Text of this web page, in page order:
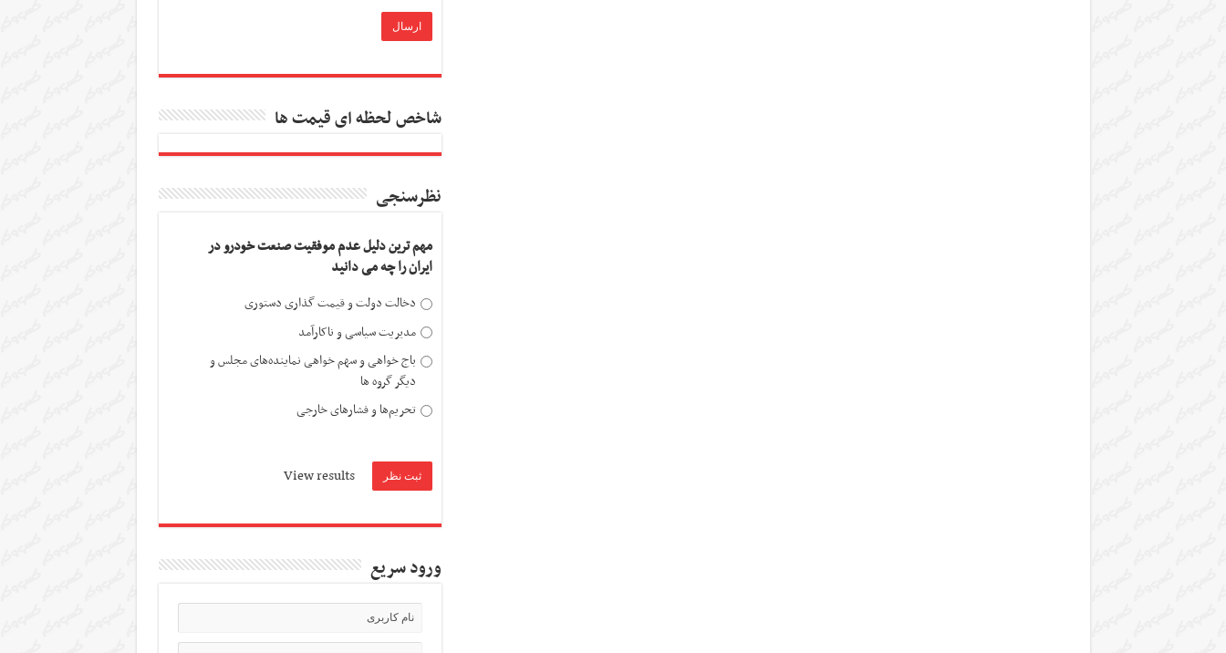
شاخص لحظه ای قیمت ها
نظرسنجی
مهم ترین دلیل عدم موفقیت صنعت خودرو در
ایران را چه می دانید
دخالت دولت و قیمت گذاری دستوری
مدیریت سیاسی و ناکارآمد
باج خواهی و سهم خواهی نماینده‌های مجلس و
دیگر گروه ها
تحریم‌ها و فشارهای خارجی
View results
ورود سریع